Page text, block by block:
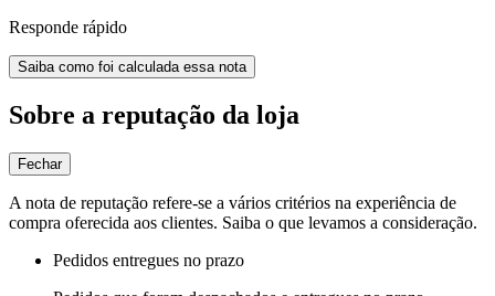
Responde rápido
Saiba como foi calculada essa nota
Sobre a reputação da loja
Fechar
A nota de reputação refere-se a vários critérios na experiência de
compra oferecida aos clientes. Saiba o que levamos a consideração.
Pedidos entregues no prazo